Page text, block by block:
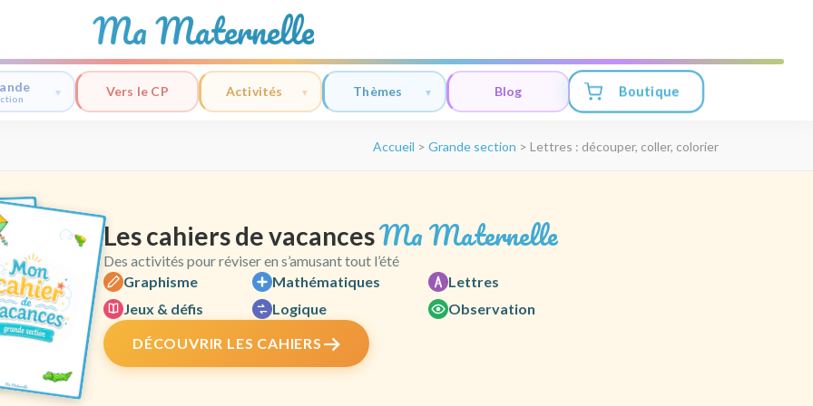
Ma Maternelle
Vers le CP Activités Thèmes Blog Boutique
Accueil > Grande section > Lettres : découper, coller, colorier
Les cahiers de vacancesMa Maternelle
Des activités pour réviser en s’amusant tout l’été
Graphisme
Mathématiques
Lettres
Jeux & défis
Logique
Observation
DÉCOUVRIR LES CAHIERS